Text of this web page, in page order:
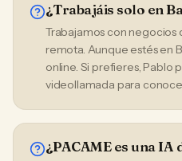
¿Trabajáis solo en
Trabajamos con negocios
remota. Aunque estés en
online. Si prefieres, Pablo
videollamada para
¿PACAME es una IA